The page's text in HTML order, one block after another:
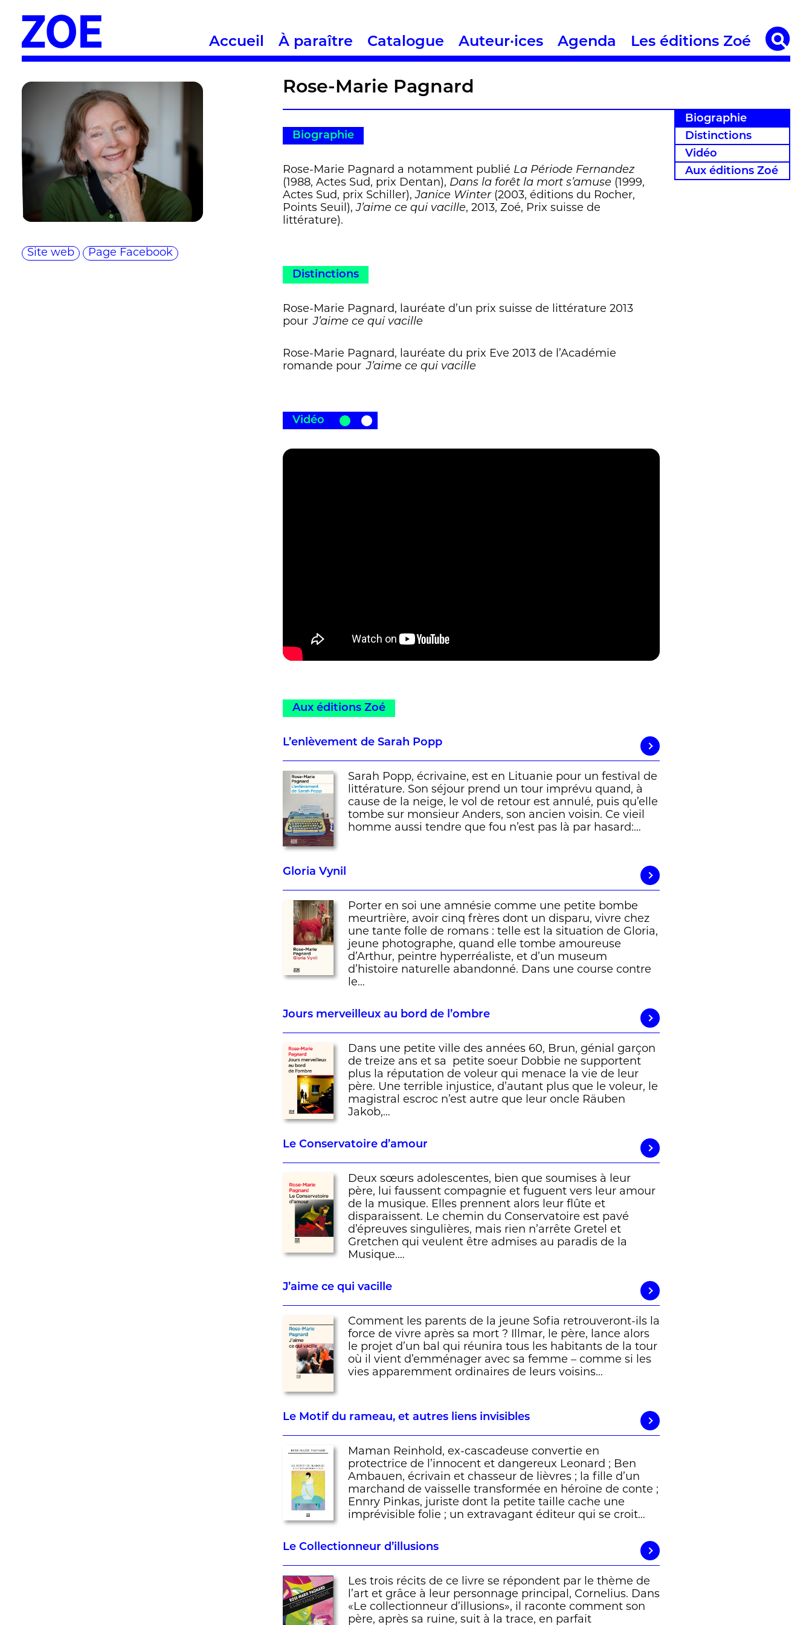
Accueil À paraître Catalogue Auteur·ices Agenda Les éditions Zoé
Site web Page Facebook
Rose-Marie Pagnard
Biographie
Distinctions
Vidéo
Aux éditions Zoé
Biographie
Rose-Marie Pagnard a notamment publié La Période Fernandez
(1988, Actes Sud, prix Dentan), Dans la forêt la mort s’amuse (1999,
Actes Sud, prix Schiller),Janice Winter(2003, éditions du Rocher,
Points Seuil),J’aime ce qui vacille, 2013, Zoé, Prix suisse de
littérature).
Distinctions
Rose-Marie Pagnard, lauréate d’un prix suisse de littérature 2013
pour J’aime ce qui vacille
Rose-Marie Pagnard, lauréate du prix Eve 2013 de l’Académie
romande pour J’aime ce qui vacille
Vidéo
Aux éditions Zoé
L’enlèvement de Sarah Popp
Sarah Popp, écrivaine, est en Lituanie pour un festival de
littérature. Son séjour prend un tour imprévu quand, à
cause de la neige, le vol de retour est annulé, puis qu’elle
tombe sur monsieur Anders, son ancien voisin. Ce vieil
homme aussi tendre que fou n’est pas là par hasard:…
Gloria Vynil
Porter en soi une amnésie comme une petite bombe
meurtrière, avoir cinq frères dont un disparu, vivre chez
une tante folle de romans : telle est la situation de Gloria,
jeune photographe, quand elle tombe amoureuse
d’Arthur, peintre hyperréaliste, et d’un museum
d’histoire naturelle abandonné. Dans une course contre
le…
Jours merveilleux au bord de l’ombre
Dans une petite ville des années 60, Brun, génial garçon
de treize ans et sa petite soeur Dobbie ne supportent
plus la réputation de voleur qui menace la vie de leur
père. Une terrible injustice, d’autant plus que le voleur, le
magistral escroc n’est autre que leur oncle Räuben
Jakob,…
Le Conservatoire d’amour
Deux sœurs adolescentes, bien que soumises à leur
père, lui faussent compagnie et fuguent vers leur amour
de la musique. Elles prennent alors leur flûte et
disparaissent. Le chemin du Conservatoire est pavé
d’épreuves singulières, mais rien n’arrête Gretel et
Gretchen qui veulent être admises au paradis de la
Musique.…
J’aime ce qui vacille
Comment les parents de la jeune Sofia retrouveront-ils la
force de vivre après sa mort ? Illmar, le père, lance alors
le projet d’un bal qui réunira tous les habitants de la tour
où il vient d’emménager avec sa femme – comme si les
vies apparemment ordinaires de leurs voisins…
Le Motif du rameau, et autres liens invisibles
Maman Reinhold, ex-cascadeuse convertie en
protectrice de l’innocent et dangereux Leonard ; Ben
Ambauen, écrivain et chasseur de lièvres ; la fille d’un
marchand de vaisselle transformée en héroïne de conte ;
Ennry Pinkas, juriste dont la petite taille cache une
imprévisible folie ; un extravagant éditeur qui se croit…
Le Collectionneur d’illusions
Les trois récits de ce livre se répondent par le thème de
l’art et grâce à leur personnage principal, Cornelius. Dans
«Le collectionneur d’illusions», il raconte comment son
père, après sa ruine, suit à la trace, en parfait